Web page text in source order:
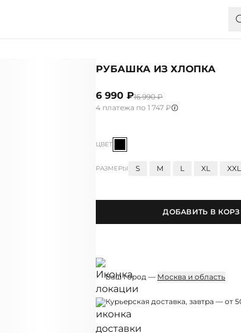
РУБАШКА ИЗ ХЛОПКА
6 990 ₽16 990 ₽
4 платежа по 1 747 ₽
ЦВЕТ
РАЗМЕРЫ S M L XL XXL
ДОБАВИТЬ В
Ваш город — Москва и область
Курьерская доставка, завтра — от